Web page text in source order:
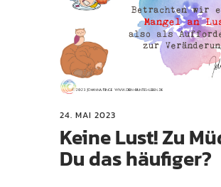
24. MAI 2023
Keine Lust! Zu
Du das häufiger?